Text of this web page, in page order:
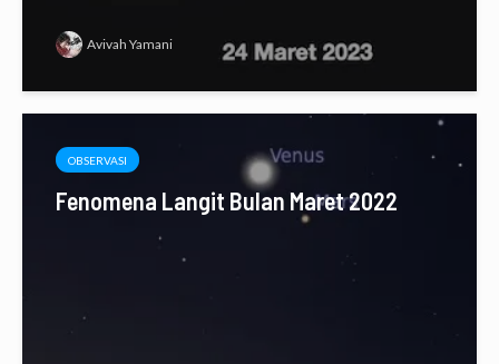
Avivah Yamani
OBSERVASI
Fenomena Langit Bulan Maret 2022